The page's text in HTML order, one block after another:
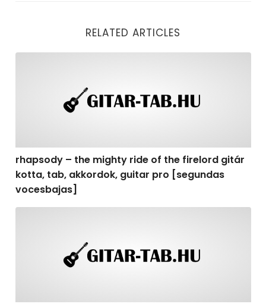
RELATED ARTICLES
rhapsody – the mighty ride of the firelord gitár
kotta, tab, akkordok, guitar pro [segundas
vocesbajas]